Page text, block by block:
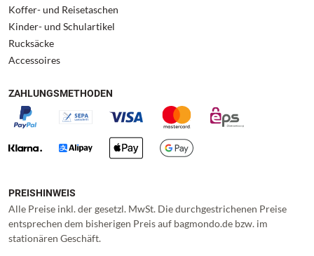
Koffer- und Reisetaschen
Kinder- und Schulartikel
Rucksäcke
Accessoires
ZAHLUNGSMETHODEN
PREISHINWEIS
Alle Preise inkl. der gesetzl. MwSt. Die durchgestrichenen Preise
entsprechen dem bisherigen Preis auf bagmondo.de bzw. im
stationären Geschäft.